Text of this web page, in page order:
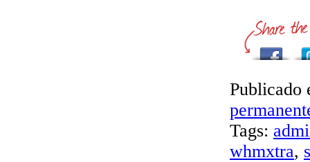
Publicado
Tags:
whmxtra,